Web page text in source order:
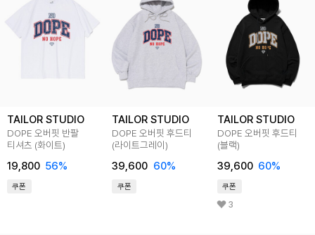
TAILOR STUDIO
DOPE 오버핏 반팔
티셔츠 (화이트)
19,800 56%
쿠폰
TAILOR STUDIO
DOPE 오버핏 후드티
(라이트그레이)
39,600 60%
쿠폰
TAILOR STUDIO
DOPE 오버핏 후드티
(블랙)
39,600 60%
쿠폰
3